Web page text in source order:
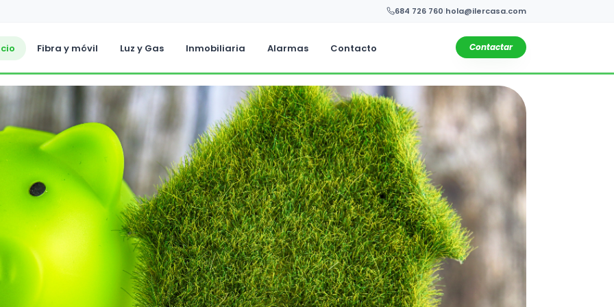
684 726 760 hola@ilercasa.com
Fibra y móvil Luz y Gas Inmobiliaria Alarmas Contacto Contactar